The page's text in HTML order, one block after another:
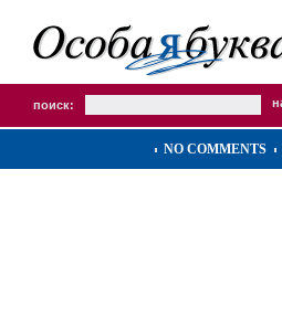
поиск:
NO COMMENTS